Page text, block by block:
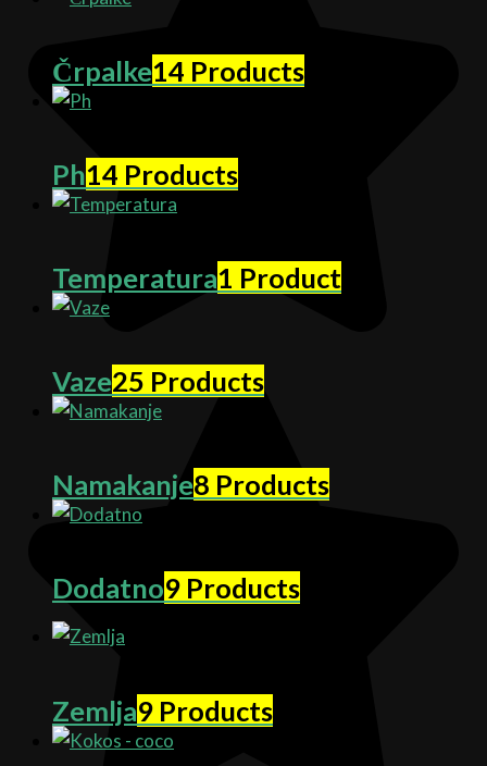
Črpalke14 Products
Ph14 Products
Temperatura1 Product
Vaze25 Products
Namakanje8 Products
Dodatno9 Products
Zemlja9 Products